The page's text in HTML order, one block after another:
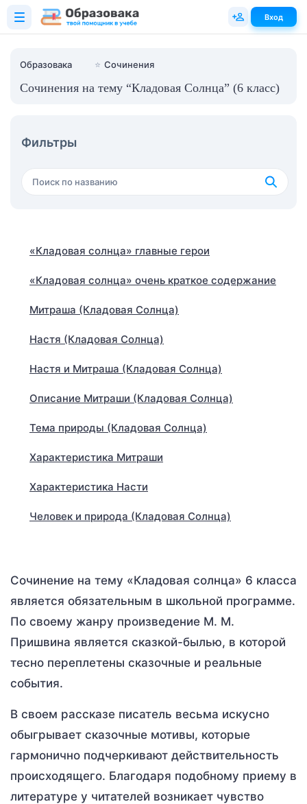
Образовака ⭐ Сочинения
Сочинения на тему “Кладовая Солнца” (6 класс)
Фильтры
«Кладовая солнца» главные герои
«Кладовая солнца» очень краткое содержание
Митраша (Кладовая Солнца)
Настя (Кладовая Солнца)
Настя и Митраша (Кладовая Солнца)
Описание Митраши (Кладовая Солнца)
Тема природы (Кладовая Солнца)
Характеристика Митраши
Характеристика Насти
Человек и природа (Кладовая Солнца)
Сочинение на тему «Кладовая солнца» 6 класса
является обязательным в школьной программе.
По своему жанру произведение М. М.
Пришвина является сказкой-былью, в которой
тесно переплетены сказочные и реальные
события.
В своем рассказе писатель весьма искусно
обыгрывает сказочные мотивы, которые
гармонично подчеркивают действительность
происходящего. Благодаря подобному приему в
литературе у читателей возникает чувство
Вход